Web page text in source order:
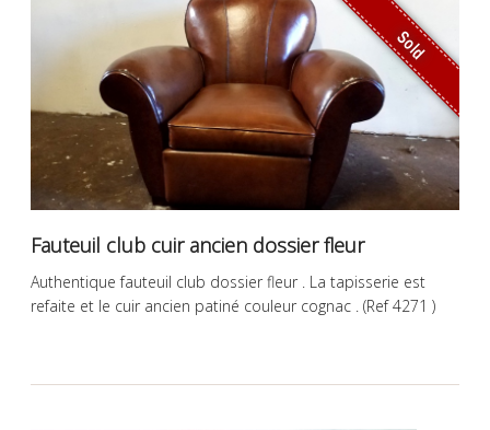
Sold
Fauteuil club cuir ancien dossier fleur
Authentique fauteuil club dossier fleur . La tapisserie est
refaite et le cuir ancien patiné couleur cognac . (Ref 4271 )